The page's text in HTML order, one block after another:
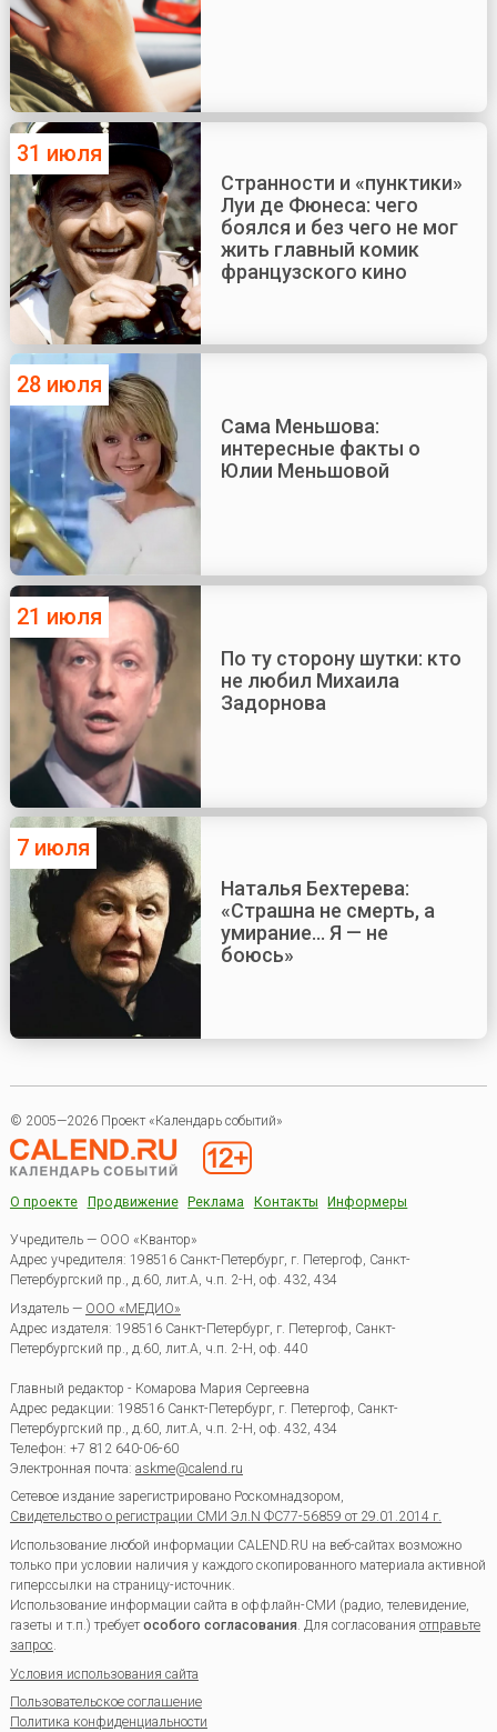
31 июля
Странности и «пунктики»
Луи де Фюнеса: чего
боялся и без чего не мог
жить главный комик
французского кино
28 июля
Сама Меньшова:
интересные факты о
Юлии Меньшовой
21 июля
По ту сторону шутки: кто
не любил Михаила
Задорнова
7 июля
Наталья Бехтерева:
«Страшна не смерть, а
умирание... Я — не
боюсь»
© 2005—2026 Проект «Календарь событий»
О проекте Продвижение Реклама Контакты Информеры
Учредитель — ООО «Квантор»
Адрес учредителя: 198516 Санкт-Петербург, г. Петергоф, Санкт-
Петербургский пр., д.60, лит.А, ч.п. 2-Н, оф. 432, 434
Издатель — ООО «МЕДИО»
Адрес издателя: 198516 Санкт-Петербург, г. Петергоф, Санкт-
Петербургский пр., д.60, лит.А, ч.п. 2-Н, оф. 440
Главный редактор - Комарова Мария Сергеевна
Адрес редакции: 198516 Санкт-Петербург, г. Петергоф Санкт-
Петербургский пр., д.60, лит.А, ч.п. 2-Н, оф. 432, 434
Телефон: +7 812 640-06-60
Электронная почта: askme@calend.ru
Сетевое издание зарегистрировано Роскомнадзором,
Свидетельство о регистрации СМИ Эл.N ФС77-56859 от 29.01.2014 г.
Использование любой информации CALEND.RU на веб-сайтах возможно
только при условии наличия у каждого скопированного материала активной
гиперссылки на страницу-источник.
Использование информации сайта в оффлайн-СМИ (радио, телевидение,
газеты и т.п.) требуетособого согласования. Для согласования отправьте
запрос.
Условия использования сайта
Пользовательское соглашение
Политика конфиденциальности